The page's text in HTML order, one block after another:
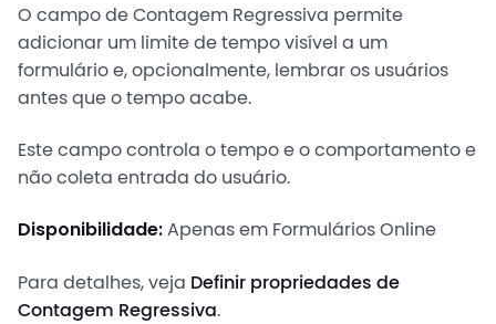
O campo de Contagem Regressiva permite
adicionar um limite de tempo visível a um
formulário e, opcionalmente, lembrar os usuários
antes que o tempo acabe.
Este campo controla o tempo e o comportamento e
não coleta entrada do usuário.
Disponibilidade:Apenas em Formulários Online
Para detalhes, veja Definir propriedades de
Contagem Regressiva.